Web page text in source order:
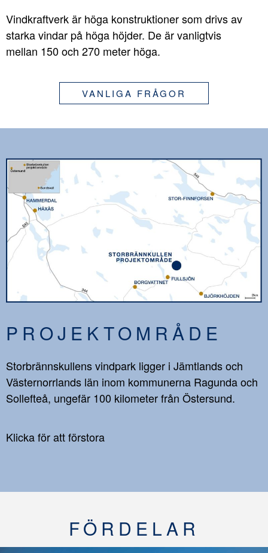
Vindkraftverk är höga konstruktioner som drivs av
starka vindar på höga höjder. De är vanligtvis
mellan 150 och 270 meter höga.
VANLIGA FRÅGOR
PROJEKTOMRÅDE
Storbrännskullens vindpark ligger i Jämtlands och
Västernorrlands län inom kommunerna Ragunda och
Sollefteå, ungefär 100 kilometer från Östersund.
Klicka för att förstora
FÖRDELAR